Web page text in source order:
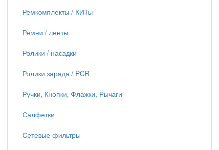
Ремкомплекты / КИТы
Ремни / ленты
Ролики / насадки
Ролики заряда / PCR
Ручки, Кнопки, Флажки, Рычаги
Салфетки
Сетевые фильтры